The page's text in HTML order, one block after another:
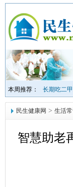
本周推荐： 长期吃二
民生健康网 > 生活
智慧助老